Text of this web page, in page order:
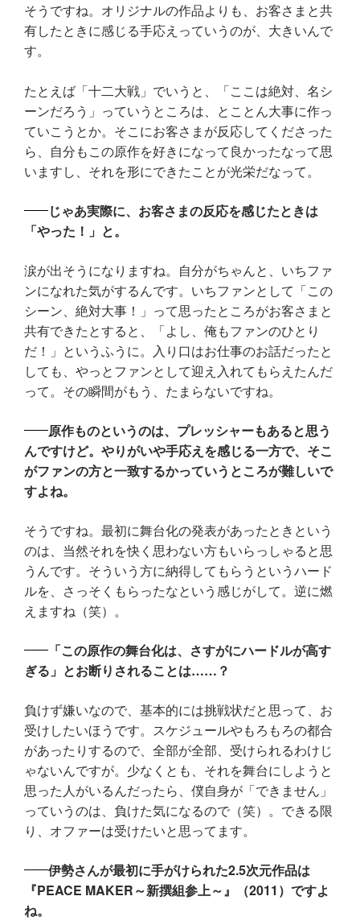
そうですね。オリジナルの作品よりも、お客さまと共
有したときに感じる手応えっていうのが、大きいんで
す。
たとえば「十二大戦」でいうと、「ここは絶対、名シ
ーンだろう」っていうところは、とことん大事に作っ
ていこうとか。そこにお客さまが反応してくださった
ら、自分もこの原作を好きになって良かったなって思
いますし、それを形にできたことが光栄だなって。
じゃあ実際に、お客さまの反応を感じたときは
「やった！」と。
涙が出そうになりますね。自分がちゃんと、いちファ
ンになれた気がするんです。いちファンとして「この
シーン、絶対大事！」って思ったところがお客さまと
共有できたとすると、「よし、俺もファンのひとり
だ！」というふうに。入り口はお仕事のお話だったと
しても、やっとファンとして迎え入れてもらえたんだ
って。その瞬間がもう、たまらないですね。
原作ものというのは、プレッシャーもあると思う
んですけど。やりがいや手応えを感じる一方で、そこ
がファンの方と一致するかっていうところが難しいで
すよね。
そうですね。最初に舞台化の発表があったときという
のは、当然それを快く思わない方もいらっしゃると思
うんです。そういう方に納得してもらうというハード
ルを、さっそくもらったなという感じがして。逆に燃
えますね（笑）。
「この原作の舞台化は、さすがにハードルが高す
ぎる」とお断りされることは……？
負けず嫌いなので、基本的には挑戦状だと思って、お
受けしたいほうです。スケジュールやもろもろの都合
があったりするので、全部が全部、受けられるわけじ
ゃないんですが。少なくとも、それを舞台にしようと
思った人がいるんだったら、僕自身が「できません」
っていうのは、負けた気になるので（笑）。できる限
り、オファーは受けたいと思ってます。
伊勢さんが最初に手がけられた2.5次元作品は
『PEACE MAKER～新撰組参上～』（2011）ですよ
ね。